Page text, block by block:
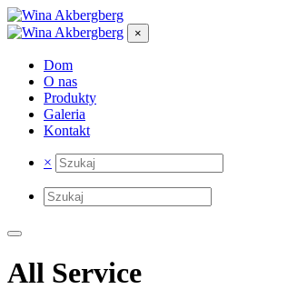
×
Dom
O nas
Produkty
Galeria
Kontakt
×
All Service